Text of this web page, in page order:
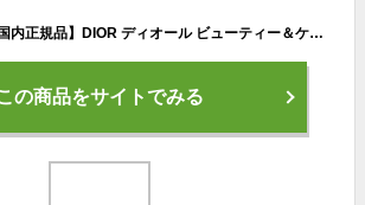
2025/10/10 発売 【国内正規品】DIOR ディオール ビューティー＆ケア セット ホリデー (限定品) (ル ボーム・アディクト リップ グロウ) ポーチ付き ショッパー付き ホリデー限定コフレ クリスマスコフレ2025 ホリデー コフレ キット セット プレゼント ギフト 贈り物
の商品をサイトでみる